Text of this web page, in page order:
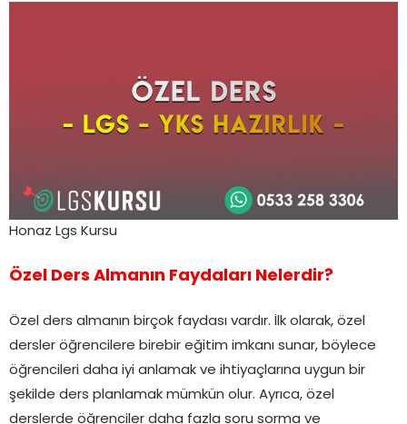
Honaz Lgs Kursu
Özel Ders Almanın Faydaları Nelerdir?
Özel ders almanın birçok faydası vardır. İlk olarak, özel
dersler öğrencilere birebir eğitim imkanı sunar, böylece
öğrencileri daha iyi anlamak ve ihtiyaçlarına uygun bir
şekilde ders planlamak mümkün olur. Ayrıca, özel
derslerde öğrenciler daha fazla soru sorma ve